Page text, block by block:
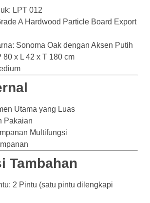
LPT 012
A Hardwood Particle Board Export
Sonoma Oak dengan Aksen Putih
80 x L 42 x T 180 cm
Utama yang Luas
Pakaian
Multifungsi
Tambahan
2 Pintu (satu pintu dilengkapi